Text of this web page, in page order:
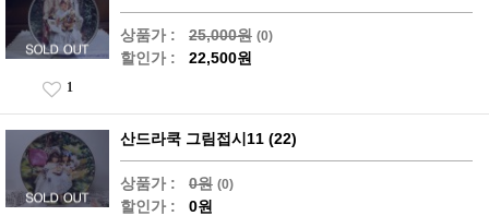
상품가 : 25,000원 (0)
할인가 : 22,500원
1
산드라쿡 그림접시11 (22)
상품가 : 0원 (0)
할인가 : 0원